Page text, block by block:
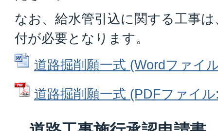
なお、給水管引込に関する工事
付が必要となります。
道路掘削願一式 (Wordファイ
道路掘削願一式 (PDFファイ